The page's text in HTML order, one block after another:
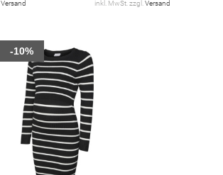
Versand inkl. MwSt. zzgl.Versand
-10%